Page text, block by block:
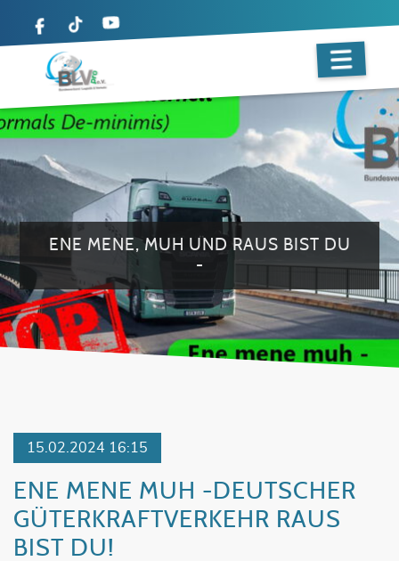
ENE MENE, MUH UND RAUS BIST DU
-
15.02.2024 16:15
ENE MENE MUH -DEUTSCHER
GÜTERKRAFTVERKEHR RAUS
BIST DU!